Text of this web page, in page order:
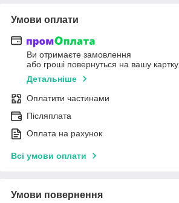
Умови оплати
Ви отримаєте замовлення
або гроші повернуться на вашу картку
Детальніше
Оплатити частинами
Післяплата
Оплата на рахунок
Всі умови оплати
Умови повернення